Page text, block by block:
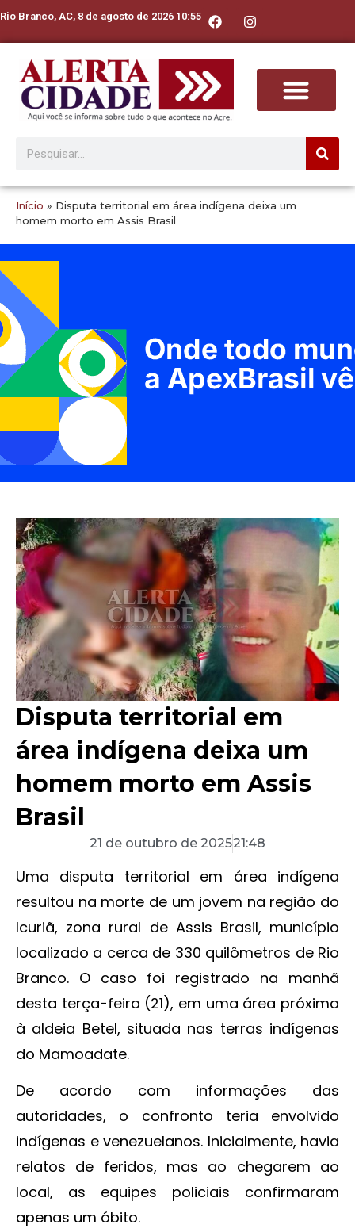
Rio Branco, AC, 8 de agosto de 2026 10:55
Início » Disputa territorial em área indígena deixa um
homem morto em Assis Brasil
Disputa territorial em
área indígena deixa um
homem morto em Assis
Brasil
21 de outubro de 202521:48
Uma disputa territorial em área indígena
resultou na morte de um jovem na região do
Icuriã, zona rural de Assis Brasil, município
localizado a cerca de 330 quilômetros de Rio
Branco. O caso foi registrado na manhã
desta terça-feira (21), em uma área próxima
à aldeia Betel, situada nas terras indígenas
do Mamoadate.
De acordo com informações das
autoridades, o confronto teria envolvido
indígenas e venezuelanos. Inicialmente, havia
relatos de feridos, mas ao chegarem ao
local, as equipes policiais confirmaram
apenas um óbito.